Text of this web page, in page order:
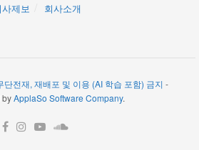
사제보 회사소개
전재, 재배포 및 이용 (AI 학습 포함) 금지 -
byApplaSo Software Company.